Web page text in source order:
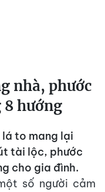
nhà, phước
8 hướng
to mang lại
tài lộc, phước
cho gia đình.
số người cảm